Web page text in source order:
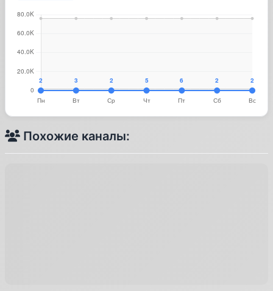
Похожие каналы: